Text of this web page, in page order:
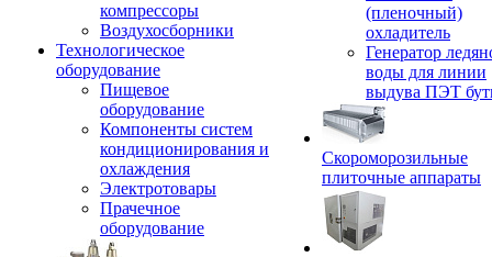
компрессоры
Воздухосборники
Технологическое
оборудование
Пищевое
оборудование
Компоненты систем
кондиционирования и
охлаждения
Электротовары
Прачечное
оборудование
(пленочный)
охладитель
Генератор
воды для линии
выдува ПЭТ
Скороморозильные
плиточные аппараты